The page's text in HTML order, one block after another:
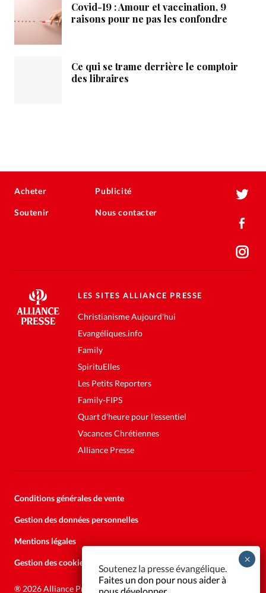
Covid-19 : Amour et vaccination, 9
raisons pour ne pas les confondre
Ce qui se trame derrière le comptoir
des libraires
Acheter
Soutenir
Publicité
Nous contacter
LES SITES ALLIANCE PRESSE
Christianisme Aujourd'hui
Evangéliques.info
Family
SpirituElles
Les Petits Reporters
Family-FIPS
Quart d'heure pour l'essentiel
Vacances Chrétiennes
Alliance Presse
Conditions générales de vente
Gestion des données personnelles
Mentions légales
Gestion des cookies
® 2026 Alliance Presse
Soutenez la presse évangélique.
Faites un don pour nous aider à